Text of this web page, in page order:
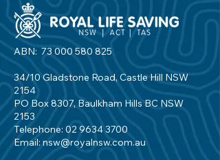
ABN: 73 000 580 825
34/10 Gladstone Road, Castle Hill NSW
2154
PO Box 8307, Baulkham Hills BC NSW
2153
Telephone: 02 9634 3700
Email:nsw@royalnsw.com.au